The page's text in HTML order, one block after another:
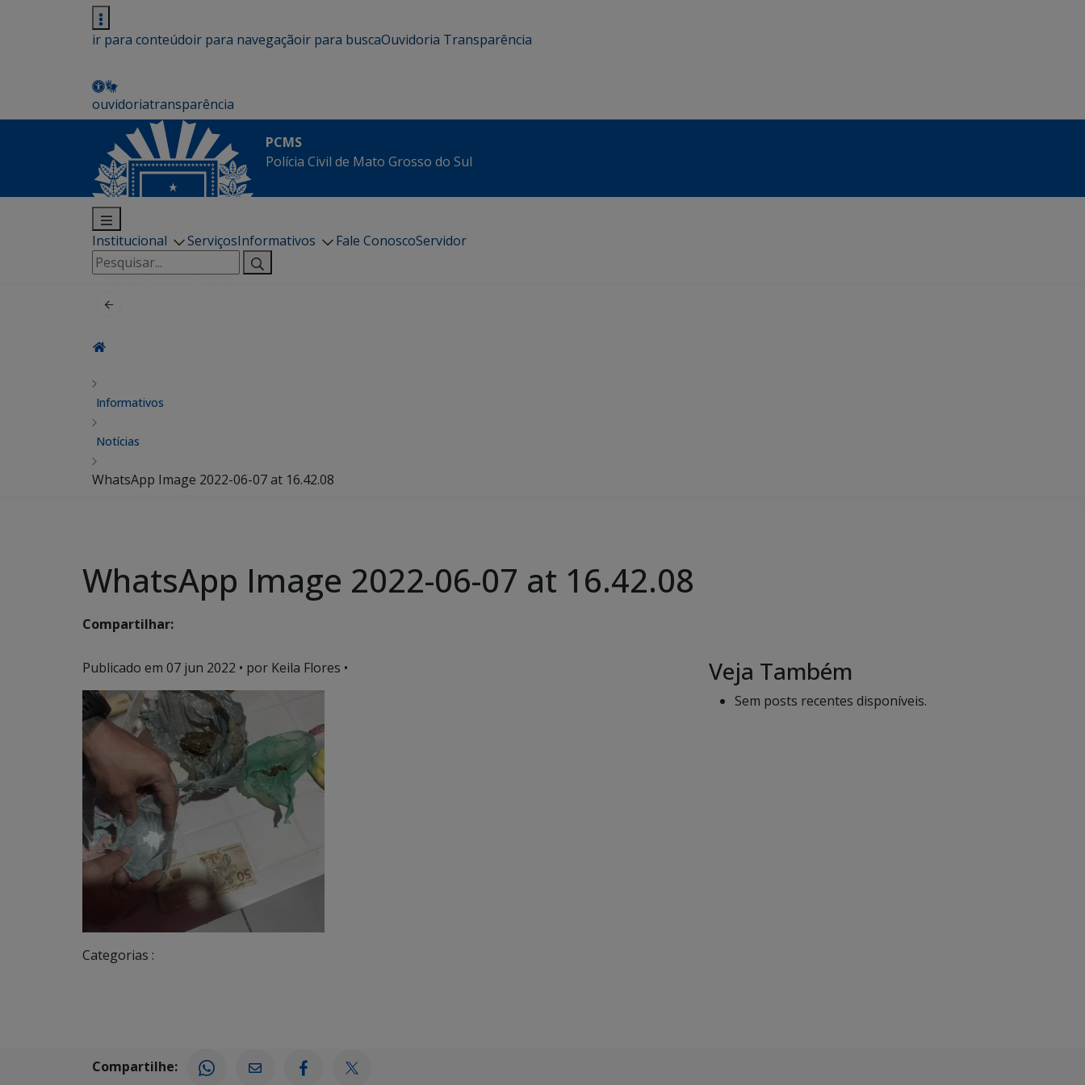
ir para conteúdoir para navegaçãoir para buscaOuvidoria Transparência
ouvidoriatransparência
PCMS
Polícia Civil de Mato Grosso do Sul
Institucional ServiçosInformativos Fale ConoscoServidor
Pesquisar
por:
Informativos
Notícias
WhatsApp Image 2022-06-07 at 16.42.08
WhatsApp Image 2022-06-07 at 16.42.08
Compartilhar:
Publicado em 07 jun 2022 • por Keila Flores •
Categorias :
Veja Também
Sem posts recentes disponíveis.
Compartilhe: